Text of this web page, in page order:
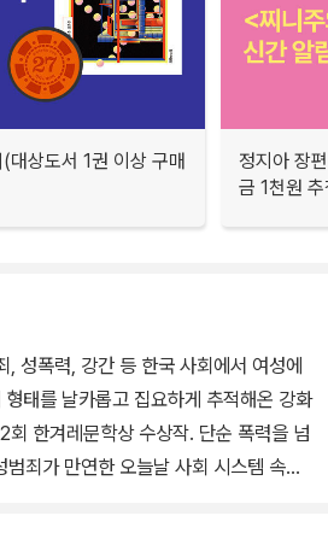
대상도서 1권 이상 구매
정지아 장
금 1천원
, 성폭력, 강간 등 한국 사회에서 여성에
태를 날카롭고 집요하게 추적해온 강화
회 한겨레문학상 수상작. 단순 폭력을 넘
죄가 만연한 오늘날 사회 시스템 속에